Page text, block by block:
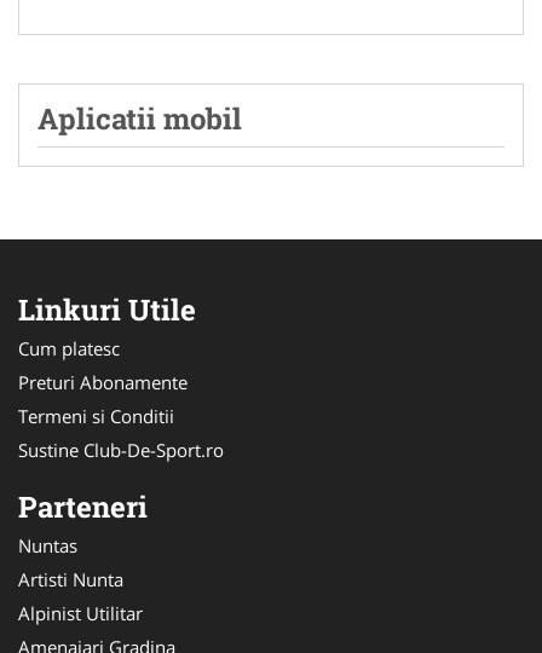
Aplicatii mobil
Linkuri Utile
Cum platesc
Preturi Abonamente
Termeni si Conditii
Sustine Club-De-Sport.ro
Parteneri
Nuntas
Artisti Nunta
Alpinist Utilitar
Amenajari Gradina